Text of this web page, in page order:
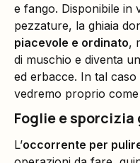
e fango. Disponibile in
pezzature, la ghiaia
piacevole e ordinato,
di muschio e diventa
ed erbacce. In tal
vedremo proprio come
Foglie e sporcizia
L’occorrente per